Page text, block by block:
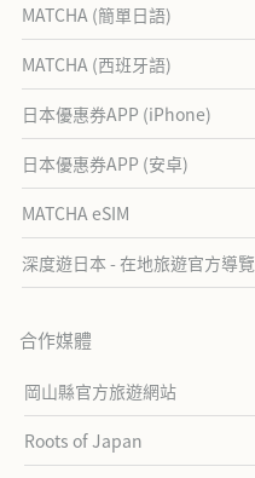
MATCHA (簡單日語)
MATCHA (西班牙語)
日本優惠券APP (iPhone)
日本優惠券APP (安卓)
MATCHA eSIM
深度遊日本 - 在地旅遊官方導覽
合作媒體
岡山縣官方旅遊網站
Roots of Japan